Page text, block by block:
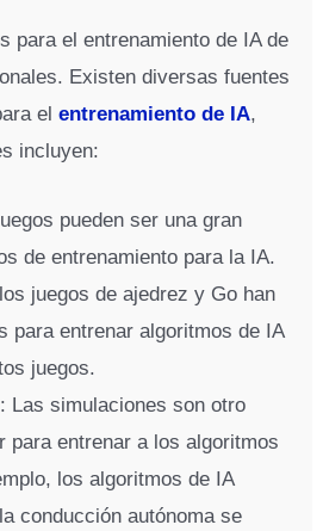
para el entrenamiento de IA de
Existen diversas fuentes
elentrenamiento de IA,
incluyen:
pueden ser una gran
de entrenamiento para la IA.
juegos de ajedrez y Go han
para entrenar algoritmos de IA
juegos.
Las simulaciones son otro
para entrenar a los algoritmos
los algoritmos de IA
conducción autónoma se